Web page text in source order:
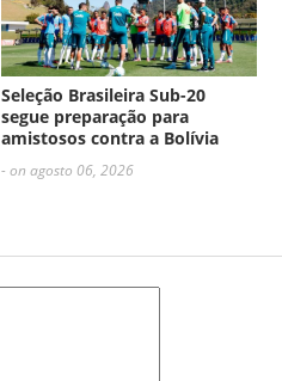
Seleção Brasileira Sub-20
segue preparação para
amistosos contra a Bolívia
- on agosto 06, 2026